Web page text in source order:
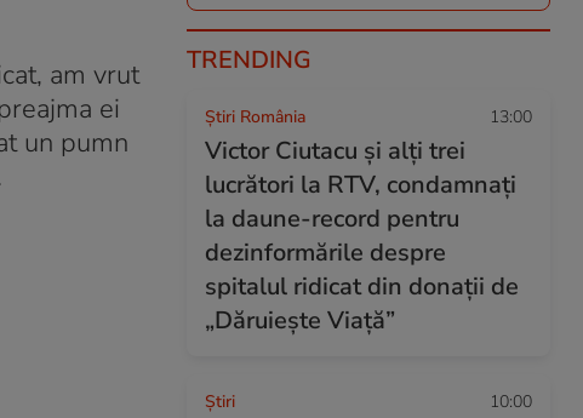
am vrut
ei
un pumn
TRENDING
Știri România 13:00
Victor Ciutacu și alți trei
lucrători la RTV, condamnați
la daune-record pentru
dezinformările despre
spitalul ridicat din donații de
„Dăruiește Viață”
Ştiri 10:00